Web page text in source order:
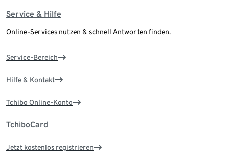
Service & Hilfe
Online-Services nutzen & schnell Antworten finden.
Service-Bereich
Hilfe & Kontakt
Tchibo Online-Konto
TchiboCard
Jetzt kostenlos registrieren